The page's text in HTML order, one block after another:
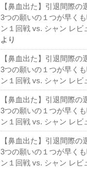
【鼻血出た】引退間際の
3つの願いの１つが早く
ン１回戦 vs. シャン レビ
より
【鼻血出た】引退間際の
3つの願いの１つが早く
ン１回戦 vs. シャン レビ
【鼻血出た】引退間際の
3つの願いの１つが早く
ン１回戦 vs. シャン レビ
【鼻血出た】引退間際の
3つの願いの１つが早く
ン１回戦 vs. シャン レビ